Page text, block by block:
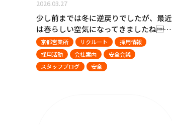
2026.03.27
少し前までは冬に逆戻りでしたが、最近
は春らしい空気になってきましたね…
京都営業所 リクルート
採用情報
採用活動
会社案内
安全会議
スタッフブログ
安全